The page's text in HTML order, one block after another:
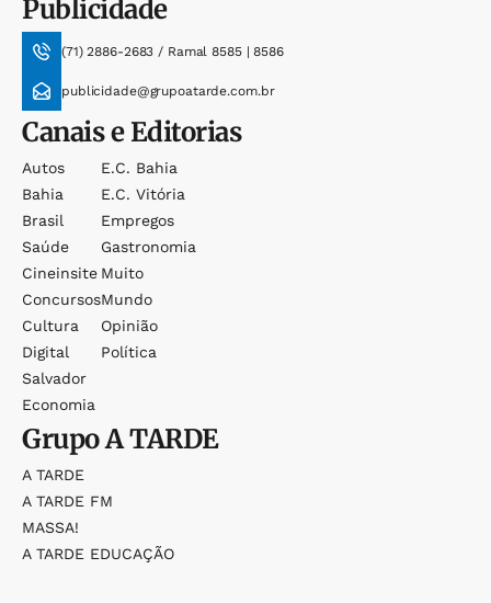
Publicidade
(71) 2886-2683 / Ramal 8585 | 8586
publicidade@grupoatarde.com.br
Canais e Editorias
Autos
Bahia
Brasil
Saúde
Cineinsite
Concursos
Cultura
Digital
Salvador
Economia
E.c. Bahia
E.c. Vitória
Empregos
Gastronomia
Muito
Mundo
Opinião
Política
GrupoA TARDE
A TARDE
A TARDE FM
MASSA!
A TARDE EDUCAÇÃO